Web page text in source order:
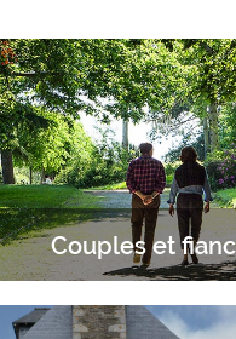
Couples et
Dieu. 2 jours pour s’arrêter